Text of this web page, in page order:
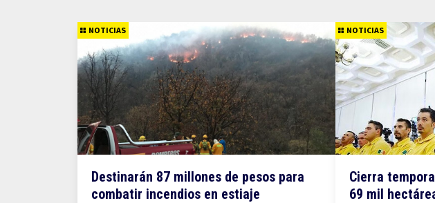
NOTICIAS
Destinarán 87 millones de pesos para
combatir incendios en estiaje
NOTICIAS
Cierra
69 mil